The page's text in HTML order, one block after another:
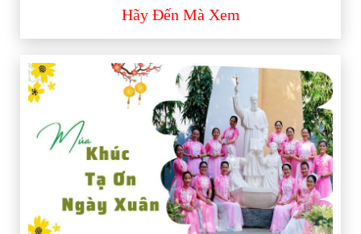
Hãy Đến Mà Xem